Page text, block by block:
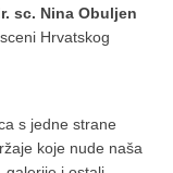
sc. Nina Obuljen
Hrvatskog
s jedne strane
koje nude naša